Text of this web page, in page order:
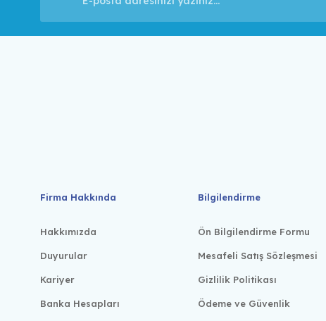
Firma Hakkında
Hakkımızda
Duyurular
Kariyer
Banka Hesapları
Bilgilendirme
Ön Bilgilendirme Formu
Mesafeli Satış Sözleşmesi
Gizlilik Politikası
Ödeme ve Güvenlik